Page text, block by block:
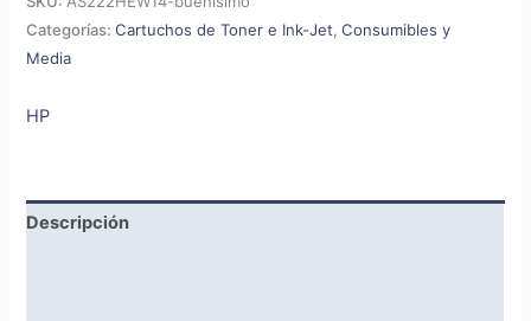
Categorías:Cartuchos de Toner e Ink-Jet,Consumibles y
Media
HP
Descripción